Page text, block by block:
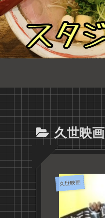
久世映画
久世映画